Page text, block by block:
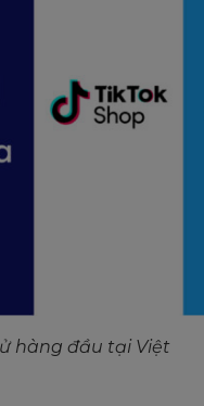
hàng đầu tại Việt